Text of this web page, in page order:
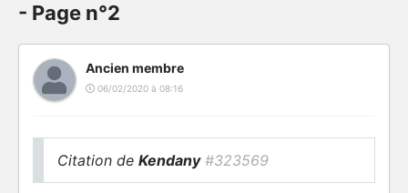
- Page n°2
Ancien membre
06/02/2020 à 08:16
Citation de Kendany #323569